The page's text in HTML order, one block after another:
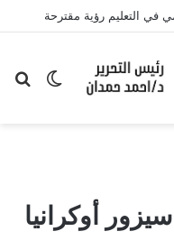
في التعليم رؤية مقترحة
الوضع
أوكرانيا